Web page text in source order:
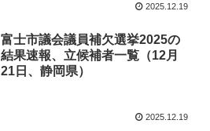
2025.12.19
富士市議会議員補欠選挙2025の
結果速報、立候補者一覧（12月
21日、静岡県）
2025.12.19